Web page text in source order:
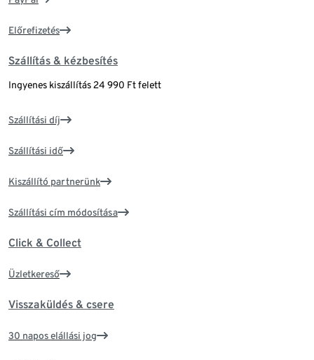
Előrefizetés
Szállítás & kézbesítés
Ingyenes kiszállítás 24 990 Ft felett
Szállítási díj
Szállítási idő
Kiszállító partnerünk
Szállítási cím módosítása
Click & Collect
Üzletkereső
Visszaküldés & csere
30 napos elállási jog